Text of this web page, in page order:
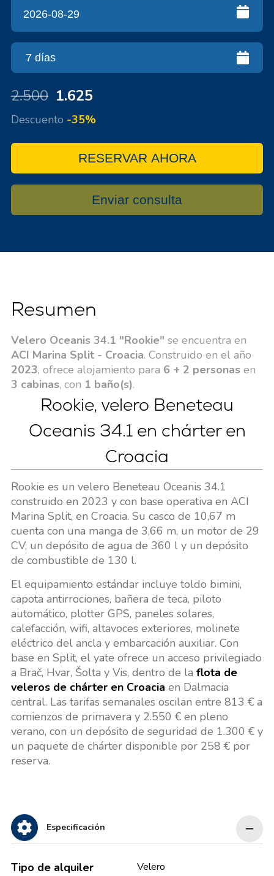
2.500 1.625
Descuento -35%
RESERVAR AHORA
Enviar consulta
Resumen
Velero Oceanis 34.1 "Rookie" se encuentra en
ACI Marina Split - Croacia. Construido en el año
2023, ofrece alojamiento para 6 + 2 personasen
3 cabinas, con 1 baño(s).
Rookie, velero Beneteau
Oceanis 34.1 en chárter en
Croacia
Rookie es un velero Beneteau Oceanis 34.1
construido en 2023 y con base operativa en ACI
Marina Split, en Croacia. Su casco de 10,67 m
cuenta con una manga de 3,66 m, un motor de 29
CV, un depósito de agua de 360 l y un depósito
de combustible de 130 l.
El equipamiento estándar incluye toldo bimini,
capota antirrociones, bañera de teca, piloto
automático, plotter GPS, paneles solares,
calefacción, wifi, altavoces exteriores, molinete
eléctrico del ancla y embarcación auxiliar. Con
base en Split, el yate ofrece un acceso privilegiado
a Brač, Hvar, Šolta y Vis, dentro de la flota de
veleros de chárter en Croacia en Dalmacia
central. Las tarifas semanales oscilan entre 813 € a
comienzos de primavera y 2.550 € en pleno
verano, con un depósito de seguridad de 1.300 € y
un paquete de chárter disponible por 258 € por
reserva.
Especificación
Tipo de alquiler Velero